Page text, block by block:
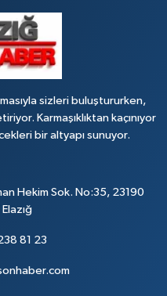
sizleri buluştururken,
Karmaşıklıktan kaçınıyor
bir altyapı sunuyor.
Hekim Sok. No:35, 23190
81 23